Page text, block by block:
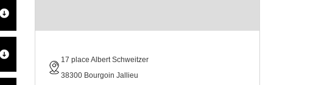
17 place Albert Schweitzer
38300 Bourgoin Jallieu